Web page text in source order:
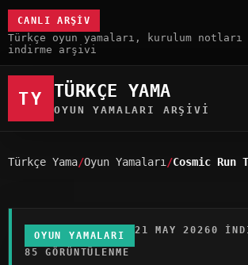
CANLI ARŞIV
Türkçe oyun yamaları, kurulum
indirme arşivi
TY TÜRKÇE YAMA
OYUN YAMALARI ARŞIVI
Türkçe Yama Oyun Yamaları Cosmic Run
OYUN YAMALARI 21 MAY 20260
85 GÖRÜNTÜLENME